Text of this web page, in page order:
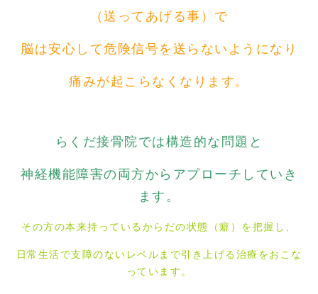
（送ってあげる事）で
脳は安心して危険信号を送らないようになり
痛みが起こらなくなります。
らくだ接骨院では構造的な問題と
神経機能障害の両方からアプローチしていき
ます。
その方の本来持っているからだの状態（癖）を把握し、
日常生活で支障のないレベルまで引き上げる治療をおこな
っています。